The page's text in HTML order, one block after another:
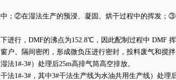
；②在湿法生产的预浸、凝固、烘干过程中的挥发；
行，DMF的沸点为152.8℃，因此配制过程中 DMF
、隔间密闭，形成微负压进行密封，投料废气和搅
1#-3#）处理后25m高排气筒高空排放。
1#-3#，其中3#干法生产线为水油共用生产线）处理